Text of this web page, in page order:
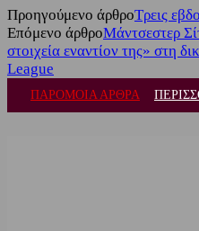
Προηγούμενο άρθροΤρεις
Επόμενο άρθροΜάντσεστερ
στοιχεία εναντίον της» στη
League
ΠΑΡΟΜΟΙΑ ΑΡΘΡΑ